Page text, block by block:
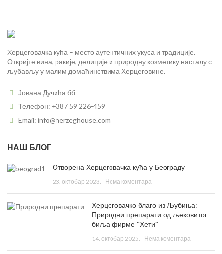
Херцеговачка кућа – место аутентичних укуса и традиције.
Откријте вина, ракије, делиције и природну козметику насталу с
љубављу у малим домаћинствима Херцеговине.
Јована Дучића бб
Телефон: +387 59 226-459
Email: info@herzeghouse.com
НАШ БЛОГ
Отворена Херцеговачка кућа у Београду
23. октобар 2023. Нема коментара
Херцеговачко благо из Љубиња:
Природни препарати од љековитог
биља фирме “Хети”
14. октобар 2025. Нема коментара